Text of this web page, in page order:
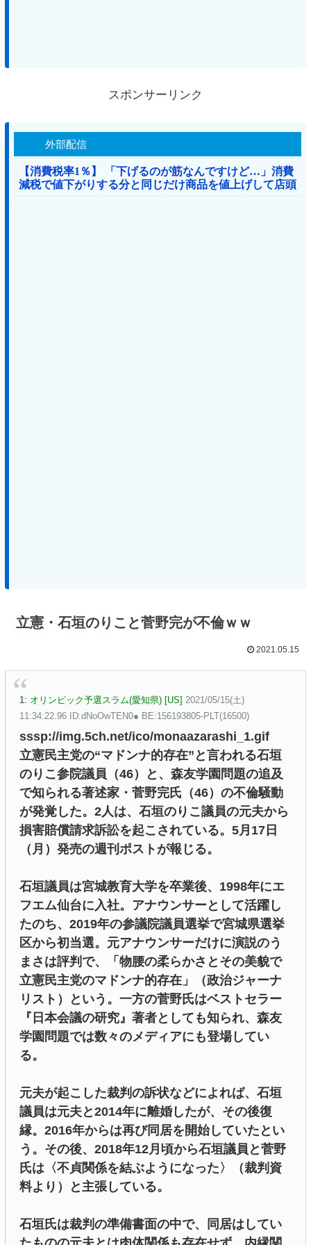
スポンサーリンク
外部配信
【消費税率1％】 「下げるのが筋なんですけど…」消費
減税で値下がりする分と同じだけ商品を値上げして店頭
価格を変えない店も
立憲・石垣のりこと菅野完が不倫ｗｗ
2021.05.15
1: オリンピック予選スラム(愛知県) [US] 2021/05/15(土)
11:34:22.96 ID:dNoOwTEN0● BE:156193805-PLT(16500)
sssp://img.5ch.net/ico/monaazarashi_1.gif
立憲民主党の“マドンナ的存在”と言われる石垣
のりこ参院議員（46）と、森友学園問題の追及
で知られる著述家・菅野完氏（46）の不倫騒動
が発覚した。2人は、石垣のりこ議員の元夫から
損害賠償請求訴訟を起こされている。5月17日
（月）発売の週刊ポストが報じる。
石垣議員は宮城教育大学を卒業後、1998年にエ
フエム仙台に入社。アナウンサーとして活躍し
たのち、2019年の参議院議員選挙で宮城県選挙
区から初当選。元アナウンサーだけに演説のう
まさは評判で、「物腰の柔らかさとその美貌で
立憲民主党のマドンナ的存在」（政治ジャーナ
リスト）という。一方の菅野氏はベストセラー
『日本会議の研究』著者としても知られ、森友
学園問題では数々のメディアにも登場してい
る。
元夫が起こした裁判の訴状などによれば、石垣
議員は元夫と2014年に離婚したが、その後復
縁。2016年からは再び同居を開始していたとい
う。その後、2018年12月頃から石垣議員と菅野
氏は〈不貞関係を結ぶようになった〉（裁判資
料より）と主張している。
石垣氏は裁判の準備書面の中で、同居はしてい